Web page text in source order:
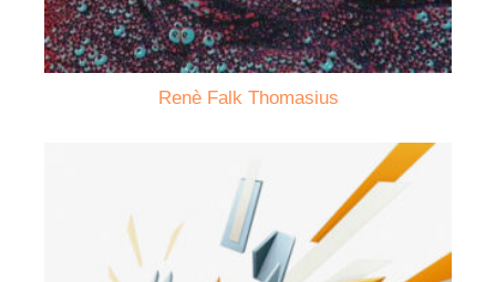
Renè Falk Thomasius